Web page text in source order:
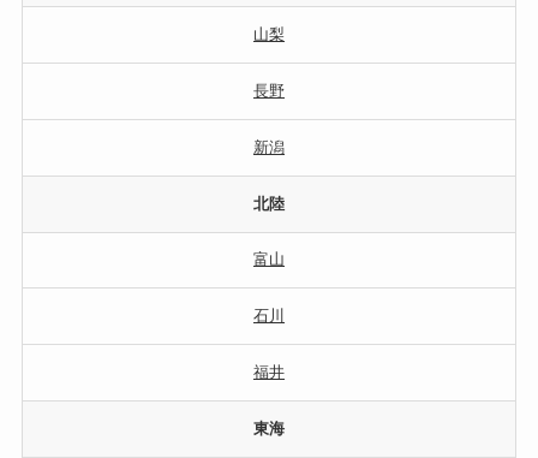
山梨
長野
新潟
北陸
富山
石川
福井
東海